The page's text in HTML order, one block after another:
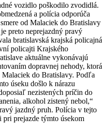
vozidlo poškodilo zvodidlá.
a polícia odporúča
od Malaciek do Bratislavy
preto neprejazdný pravý
bratislavská krajská policajná
policajti Krajského
aktuálne vykonávajú
dopravnej nehody, ktorá
Malaciek do Bratislavy. Podľa
úseku došlo k nárazu
nezistených príčin do
alkohol zistený nebol,“
jazdný pruh. Polícia v tejto
prejazde týmto úsekom